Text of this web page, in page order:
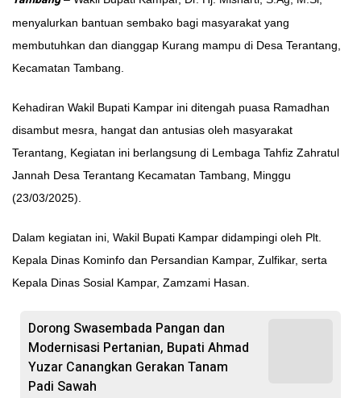
menyalurkan bantuan sembako bagi masyarakat yang
membutuhkan dan dianggap Kurang mampu di Desa Terantang,
Kecamatan Tambang.
Kehadiran Wakil Bupati Kampar ini ditengah puasa Ramadhan
disambut mesra, hangat dan antusias oleh masyarakat
Terantang, Kegiatan ini berlangsung di Lembaga Tahfiz Zahratul
Jannah Desa Terantang Kecamatan Tambang, Minggu
(23/03/2025).
Dalam kegiatan ini, Wakil Bupati Kampar didampingi oleh Plt.
Kepala Dinas Kominfo dan Persandian Kampar, Zulfikar, serta
Kepala Dinas Sosial Kampar, Zamzami Hasan.
Dorong Swasembada Pangan dan
Modernisasi Pertanian, Bupati Ahmad
Yuzar Canangkan Gerakan Tanam
Padi Sawah